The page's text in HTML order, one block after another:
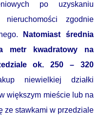
po uzyskaniu
zgodnie
Natomiast średnia
metr kwadratowy na
ok. 250 – 320
niewielkiej działki
większym mieście lub na
ze stawkami w przedziale